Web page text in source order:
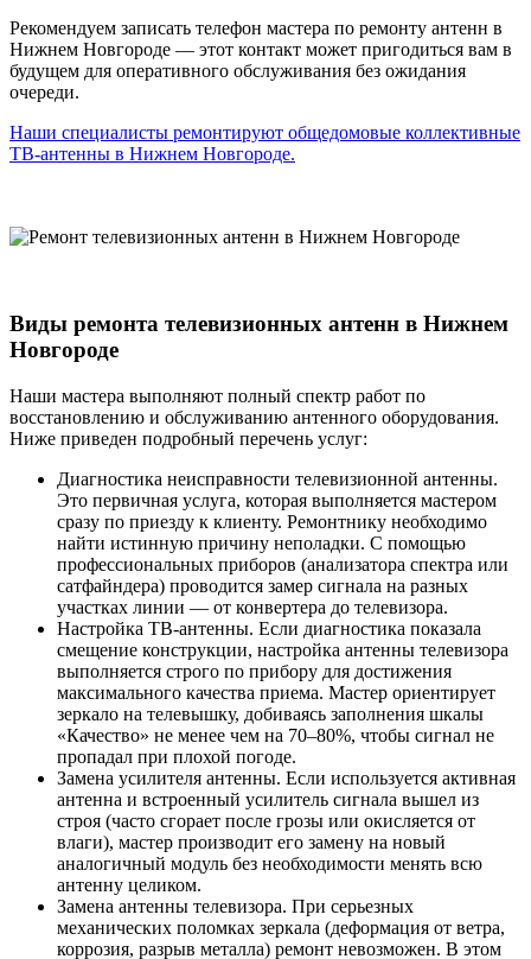
Рекомендуем записать телефон мастера по ремонту антенн в
Нижнем Новгороде — этот контакт может пригодиться вам в
будущем для оперативного обслуживания без ожидания
очереди.
Наши специалисты ремонтируют общедомовые коллективные
ТВ-антенны в Нижнем Новгороде.
Виды ремонта телевизионных антенн в Нижнем
Новгороде
Наши мастера выполняют полный спектр работ по
восстановлению и обслуживанию антенного оборудования.
Ниже приведен подробный перечень услуг:
Диагностика неисправности телевизионной антенны.
Это первичная услуга, которая выполняется мастером
сразу по приезду к клиенту. Ремонтнику необходимо
найти истинную причину неполадки. С помощью
профессиональных приборов (анализатора спектра или
сатфайндера) проводится замер сигнала на разных
участках линии — от конвертера до телевизора.
Настройка ТВ-антенны. Если диагностика показала
смещение конструкции, настройка антенны телевизора
выполняется строго по прибору для достижения
максимального качества приема. Мастер ориентирует
зеркало на телевышку, добиваясь заполнения шкалы
«Качество» не менее чем на 70–80%, чтобы сигнал не
пропадал при плохой погоде.
Замена усилителя антенны. Если используется активная
антенна и встроенный усилитель сигнала вышел из
строя (часто сгорает после грозы или окисляется от
влаги), мастер производит его замену на новый
аналогичный модуль без необходимости менять всю
антенну целиком.
Замена антенны телевизора. При серьезных
механических поломках зеркала (деформация от ветра,
коррозия, разрыв металла) ремонт невозможен. В этом